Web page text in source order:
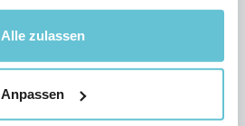
Alle zulassen
Anpassen